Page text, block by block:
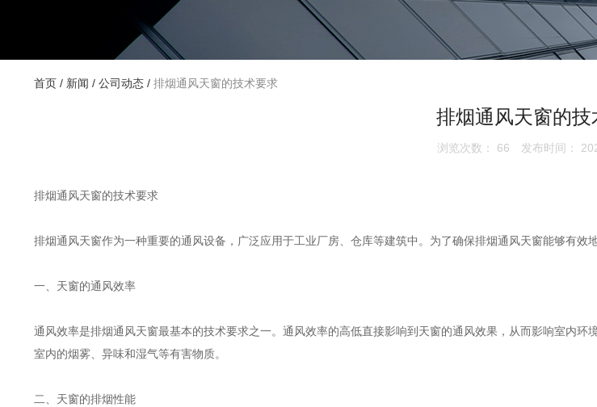
首页 / 新闻 / 公司动态 / 排烟通风天窗的技术要求
排烟通风天窗的技
浏览次数： 66 发布时间：
排烟通风天窗的技术要求
排烟通风天窗作为一种重要的通风设备，广泛应用于工业厂房、仓库等建筑中。为了确保排烟通风天窗能够有效
一、天窗的通风效率
通风效率是排烟通风天窗最基本的技术要求之一。通风效率的高低直接影响到天窗的通风效果，从而影响室内
室内的烟雾、异味和湿气等有害物质。
二、天窗的排烟性能